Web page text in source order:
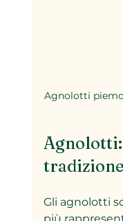
Agnolotti
Gli agnolotti